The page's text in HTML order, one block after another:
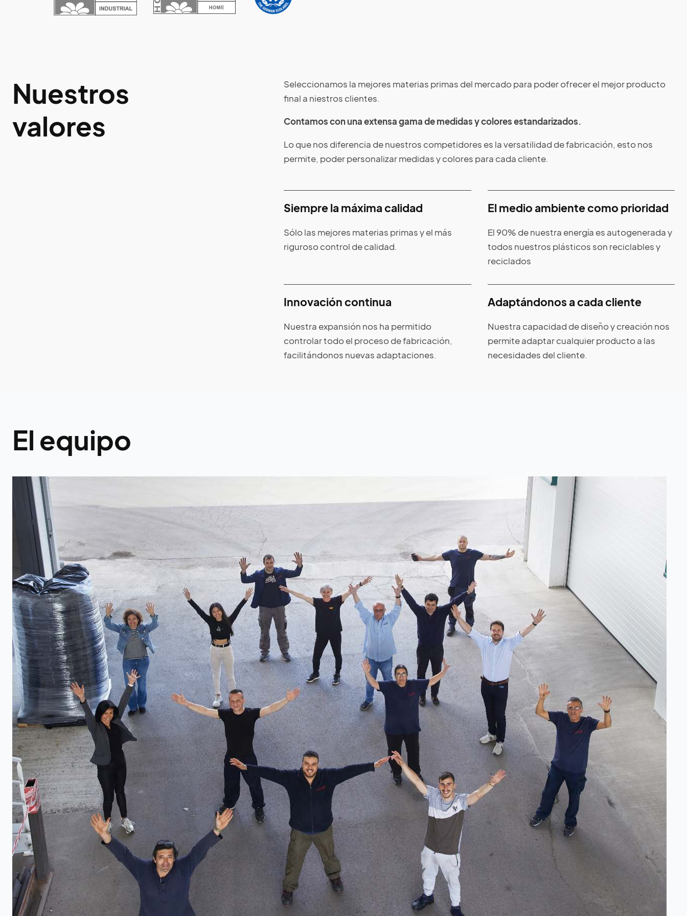
Nuestros
valores
Seleccionamos la mejores materias primas del mercado para poder ofrecer el mejor producto
final a niestros clientes.
Contamos con una extensa gama de medidas y colores estandarizados.
Lo que nos diferencia de nuestros competidores es la versatilidad de fabricación, esto nos
permite, poder personalizar medidas y colores para cada cliente.
Siempre la máxima calidad
Sólo las mejores materias primas y el más
riguroso control de calidad.
El medio ambiente como prioridad
El 90% de nuestra energía es autogenerada y
todos nuestros plásticos son reciclables y
reciclados
Innovación continua
Nuestra expansión nos ha permitido
controlar todo el proceso de fabricación,
facilitándonos nuevas adaptaciones.
Adaptándonos a cada cliente
Nuestra capacidad de diseño y creación nos
permite adaptar cualquier producto a las
necesidades del cliente.
El equipo